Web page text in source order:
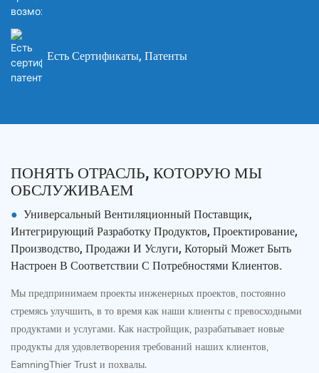
Есть Сертификаты, Патенты
ПОНЯТЬ ОТРАСЛЬ, КОТОРУЮ МЫ
ОБСЛУЖИВАЕМ
● Универсальный Вентиляционный Поставщик,
Интегрирующий Разработку Продуктов, Проектирование,
Производство, Продажи И Услуги, Который Может Быть
Настроен В Соответствии С Потребностями Клиентов.
Мы предпринимаем проекты инженерных проектов, постоянно
стремясь улучшить, в то время как наши клиенты с превосходными
продуктами и услугами. Как настройщик, разрабатывает новые
продукты для удовлетворения требований наших клиентов,
EamningThier Trust и похвалы.